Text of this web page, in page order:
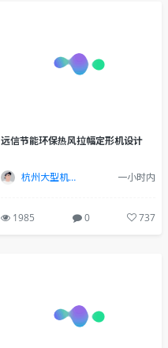
远信节能环保热风拉幅定形机设计
杭州大型机床设备工业设计 一小时内
1985 0 737